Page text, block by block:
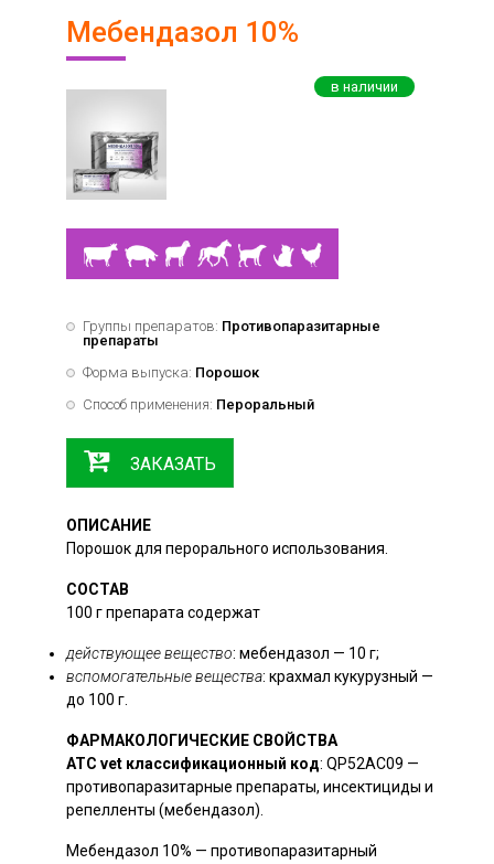
репродуктивных
органов
Препараты,
веществ
регуляции
Средства
дезинфекции
Инсектоакарицидные
препараты
Антибиотики
препараты
Ветеринарные
иммунобиологические
препараты
Диагностические
Перчатки
полиэтиленовые
Швейные
изделия
Мебендазол 10%
в наличии
Группы препаратов: Противопаразитарные
препараты
Форма выпуска: Порошок
Способ применения: Пероральный
ЗАКАЗАТЬ
ОПИСАНИЕ
Порошок для перорального использования.
СОСТАВ
100 г препарата содержат
действующее вещество: мебендазол — 10 г;
вспомогательные вещества: крахмал кукурузный —
до 100 г.
ФАРМАКОЛОГИЧЕСКИЕ СВОЙСТВА
ATC vet классификационный код: QP52AC09 —
противопаразитарные препараты, инсектициды и
репелленты (мебендазол).
Мебендазол 10% — противопаразитарный